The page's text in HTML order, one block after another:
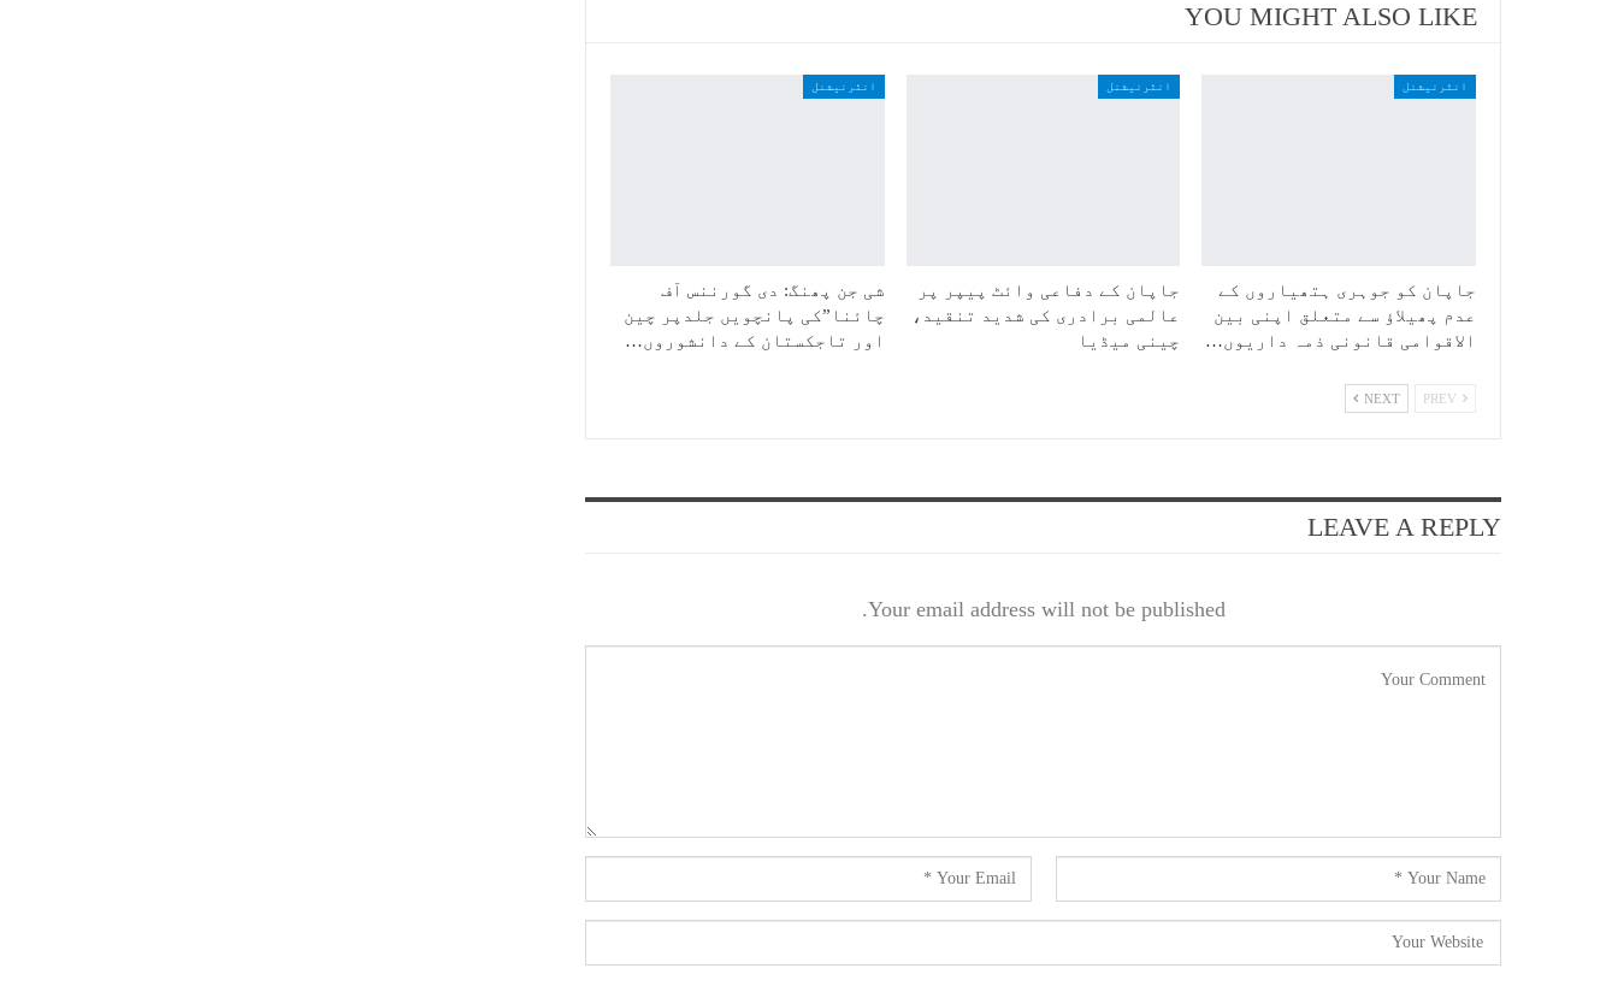
YOU MIGHT ALSO LIKE
انٹرنیشنل
جاپان کو جوہری ہتھیاروں کے
عدم پھیلاؤ سے متعلق اپنی بین
الاقوامی قانونی ذمہ داریوں…
انٹرنیشنل
جاپان کے دفاعی وائٹ پیپر پر
عالمی برادری کی شدید تنقید،
چینی میڈیا
انٹرنیشنل
شی جن پھنگ: دی گورننس آف
چائنا”کی پانچویں جلدپر چین
اور تاجکستان کے دانشوروں…
NEXT
LEAVE A REPLY
Your email address will not be published.